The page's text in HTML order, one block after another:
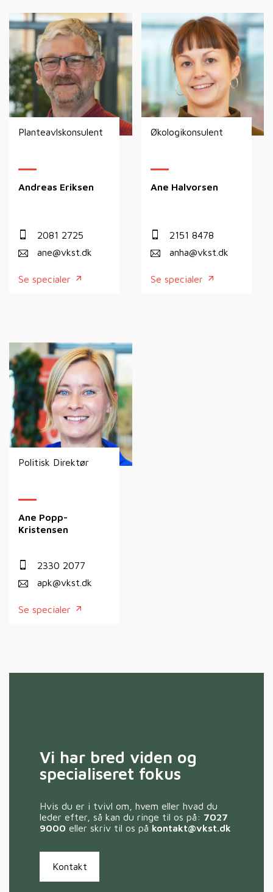
Planteavlskonsulent
Andreas Eriksen
2081 2725
ane@vkst.dk
Se specialer
Økologikonsulent
Ane Halvorsen
2151 8478
anha@vkst.dk
Se specialer
Politisk Direktør
Ane Popp-
Kristensen
2330 2077
apk@vkst.dk
Se specialer
Vi har bred viden og
specialiseret fokus
Hvis du er i tvivl om, hvem eller hvad du
leder efter, så kan du ringe til os på: 7027
9000 eller skriv til os på kontakt@vkst.dk
Kontakt